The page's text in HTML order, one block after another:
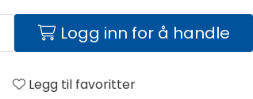
Logg inn for å handle
Legg til favoritter